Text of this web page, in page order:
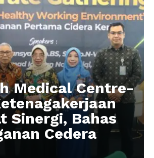
Medical Centre-
Sinergi, Bahas
Cedera